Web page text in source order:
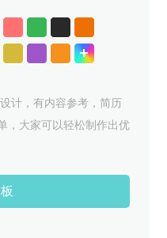
计，有内容参考，简历
，大家可以轻松制作出优